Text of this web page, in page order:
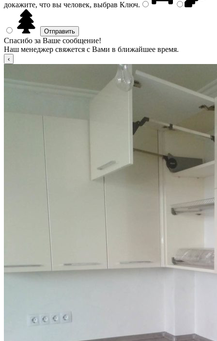
докажите, что вы человек, выбрав Ключ.
Спасибо за Ваше сообщение!
Наш менеджер свяжется с Вами в ближайшее время.